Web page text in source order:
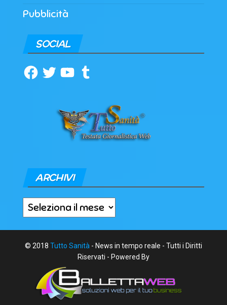
Pubblicità
SOCIAL
Facebook
TwitterYouTubeTumblr
ARCHIVI
Archivi
© 2018 Tutto Sanità - News in tempo reale - Tutti i Diritti
Riservati - Powered By